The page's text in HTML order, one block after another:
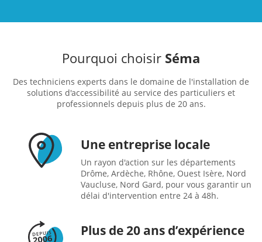
Pourquoi choisir Séma
Des techniciens experts dans le domaine de l'installation de
solutions d'accessibilité au service des particuliers et
professionnels depuis plus de 20 ans.
Une entreprise locale
Un rayon d'action sur les départements
Drôme, Ardèche, Rhône, Ouest Isère, Nord
Vaucluse, Nord Gard, pour vous garantir un
délai d'intervention entre 24 à 48h.
Plus de 20 ans d’expérience